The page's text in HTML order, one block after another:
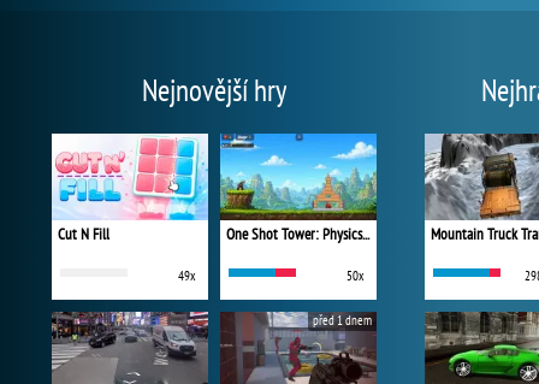
Nejnovější hry
Cut N Fill
49x
One Shot Tower: Physics Destroyer
50x
před 1 dnem
Mountain Truck